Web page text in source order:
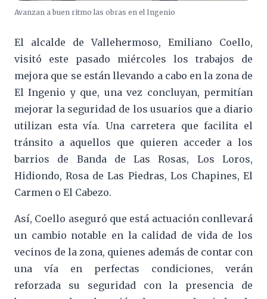
Avanzan a buen ritmo las obras en el Ingenio
El alcalde de Vallehermoso, Emiliano Coello,
visitó este pasado miércoles los trabajos de
mejora que se están llevando a cabo en la zona de
El Ingenio y que, una vez concluyan, permitían
mejorar la seguridad de los usuarios que a diario
utilizan esta vía. Una carretera que facilita el
tránsito a aquellos que quieren acceder a los
barrios de Banda de Las Rosas, Los Loros,
Hidiondo, Rosa de Las Piedras, Los Chapines, El
Carmen o El Cabezo.
Así, Coello aseguró que está actuación conllevará
un cambio notable en la calidad de vida de los
vecinos de la zona, quienes además de contar con
una vía en perfectas condiciones, verán
reforzada su seguridad con la presencia de